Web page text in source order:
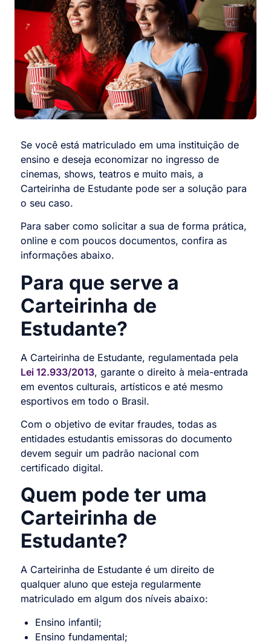
Se você está matriculado em uma instituição de
ensino e deseja economizar no ingresso de
cinemas, shows, teatros e muito mais, a
Carteirinha de Estudante pode ser a solução para
o seu caso.
Para saber como solicitar a sua de forma prática,
online e com poucos documentos, confira as
informações abaixo.
Para que serve a
Carteirinha de
Estudante?
A Carteirinha de Estudante, regulamentada pela
Lei 12.933/2013, garante o direito à meia-entrada
em eventos culturais, artísticos e até mesmo
esportivos em todo o Brasil.
Com o objetivo de evitar fraudes, todas as
entidades estudantis emissoras do documento
devem seguir um padrão nacional com
certificado digital.
Quem pode ter uma
Carteirinha de
Estudante?
A Carteirinha de Estudante é um direito de
qualquer aluno que esteja regularmente
matriculado em algum dos níveis abaixo:
Ensino infantil;
Ensino fundamental;